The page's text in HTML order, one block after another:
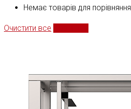
Немає товарів для порівняння
Очистити все